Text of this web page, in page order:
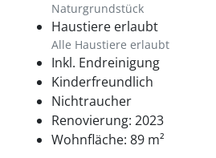
Naturgrundstück
Haustiere erlaubt
Alle Haustiere erlaubt
Inkl. Endreinigung
Kinderfreundlich
Nichtraucher
Renovierung: 2023
Wohnfläche: 89 m²